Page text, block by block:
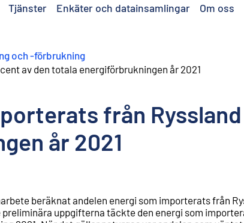
Tjänster Enkäter och datainsamlingar Om oss
och -förbrukning
av den totala energiförbrukningen år 2021
från
år 2021
beräknat andelen energi som importerats från
uppgifterna täckte den energi som